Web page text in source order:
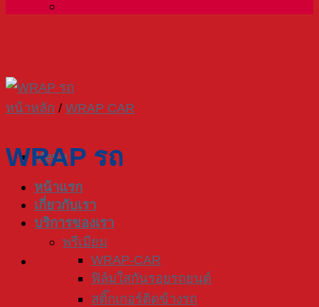
Menu
หน้าแรก
เกี่ยวกับเรา
บริการของเรา
พรีเมียม
WRAP-CAR
ฟิล์มใสกันรอยรถยนต์
สติ๊กเกอร์ติดข้างรถ
หน้าหลัก / WRAP CAR
WRAP รถ